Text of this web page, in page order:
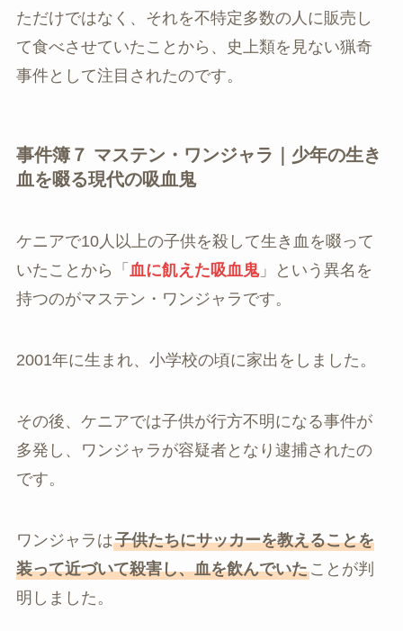
ただけではなく、それを不特定多数の人に販売し
て食べさせていたことから、史上類を見ない猟奇
事件として注目されたのです。
事件簿７ マステン・ワンジャラ｜少年の生き
血を啜る現代の吸血鬼
ケニアで10人以上の子供を殺して生き血を啜って
いたことから「 血に飢えた吸血鬼」という異名を
持つのがマステン・ワンジャラです。
2001年に生まれ、小学校の頃に家出をしました。
その後、ケニアでは子供が行方不明になる事件が
多発し、ワンジャラが容疑者となり逮捕されたの
です。
ワンジャラは子供たちにサッカーを教えることを
装って近づいて殺害し、血を飲んでいたことが判
明しました。